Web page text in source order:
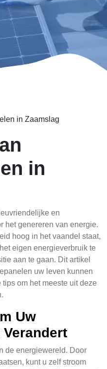
in Zaamslag
in
en
het genereren van energie.
hoog in het vaandel staat,
eigen energieverbruik te
aan te gaan. Dit artikel
uw leven kunnen
om het meeste uit deze
Uw
de energiewereld. Door
kunt u zelf stroom